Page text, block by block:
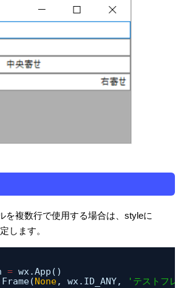
を複数行で使用する場合は、styleに
します。
= wx.App()
None, wx.ID_ANY,
'テストフ